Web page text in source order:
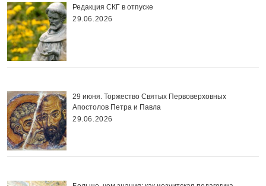
Редакция СКГ в отпуске
29.06.2026
29 июня. Торжество Святых Первоверховных
Апостолов Петра и Павла
29.06.2026